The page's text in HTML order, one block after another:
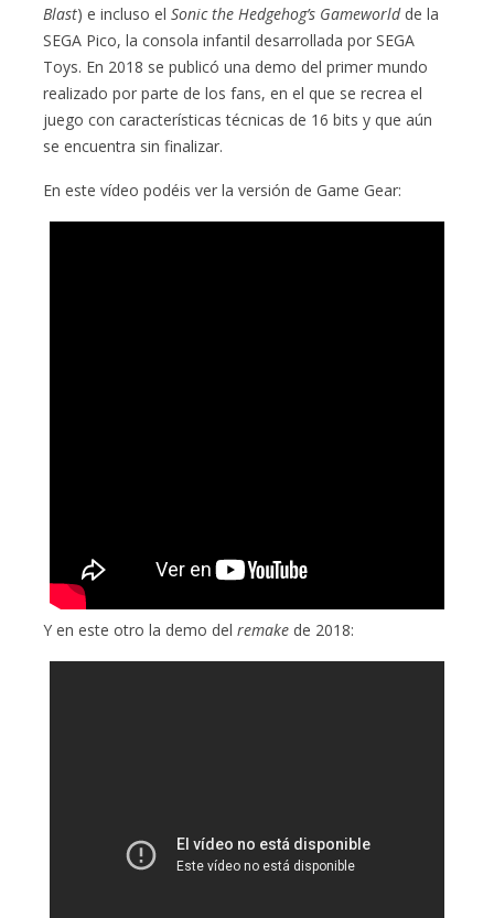
Blast) e incluso elSonic the Hedgehog’s Gameworldde la
SEGA Pico, la consola infantil desarrollada por SEGA
Toys. En 2018 se publicó una demo del primer mundo
realizado por parte de los fans, en el que se recrea el
juego con características técnicas de 16 bits y que aún
se encuentra sin finalizar.
En este vídeo podéis ver la versión de Game Gear:
Y en este otro la demo delremake de 2018: